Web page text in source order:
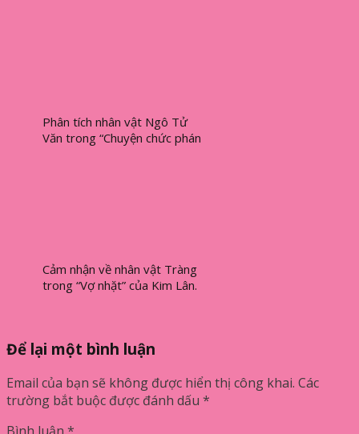
Phân tích nhân vật Ngô Tử
Văn trong “Chuyện chức phán
Cảm nhận về nhân vật Tràng
trong “Vợ nhặt” của Kim Lân.
Để lại một bình luận
Email của bạn sẽ không được hiển thị công khai. Các
trường bắt buộc được đánh dấu *